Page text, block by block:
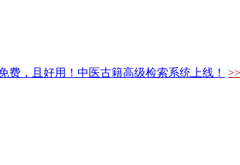
费，且好用！中医古籍高级检索系统上线！